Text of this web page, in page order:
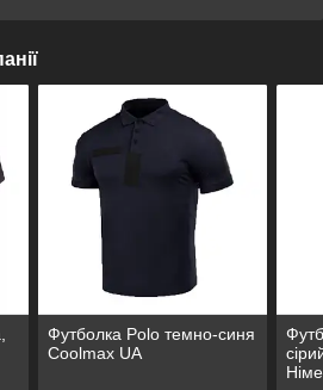
Футболка Polo темно-синя
Coolmax UA